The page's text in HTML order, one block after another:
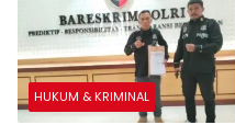
HUKUM & KRIMINAL